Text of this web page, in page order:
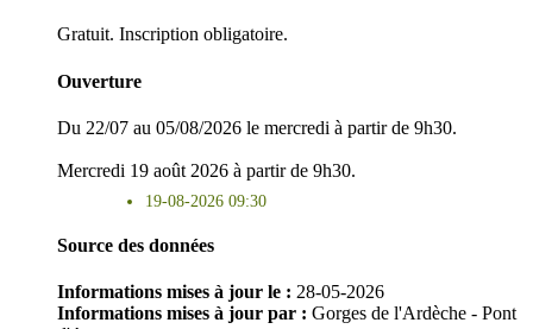
Gratuit. Inscription obligatoire.
Ouverture
Du 22/07 au 05/08/2026 le mercredi à partir de 9h30.
Mercredi 19 août 2026 à partir de 9h30.
19-08-2026 09:30
Source des données
Informations mises à jour le : 28-05-2026
Informations mises à jour par : Gorges de l'Ardèche - Pont